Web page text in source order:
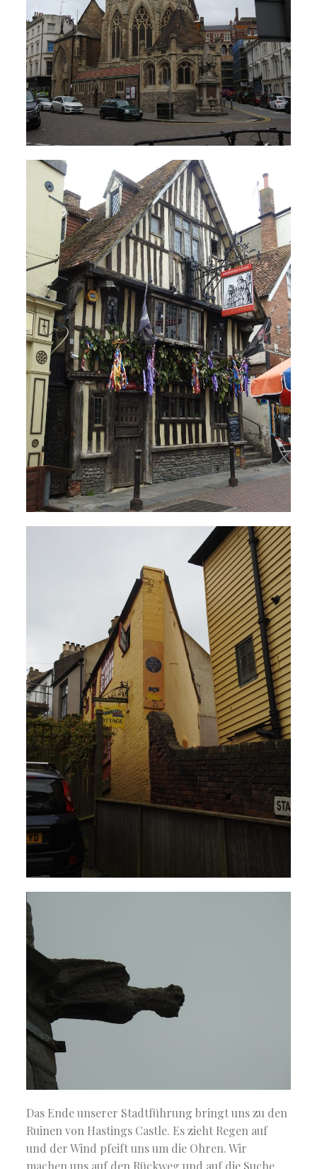
Das Ende unserer Stadtführung bringt uns zu den
Ruinen von Hastings Castle. Es zieht Regen auf
und der Wind pfeift uns um die Ohren. Wir
machen uns auf den Rückweg und auf die Suche